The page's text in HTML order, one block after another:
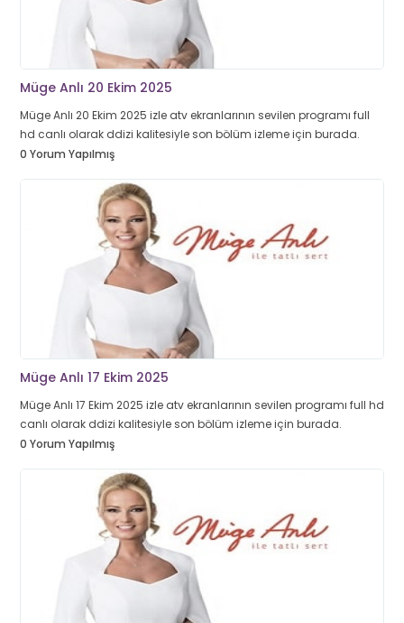
Müge Anlı 20 Ekim 2025
Müge Anlı 20 Ekim 2025 izle atv ekranlarının sevilen programı full
hd canlı olarak ddizi kalitesiyle son bölüm izleme için burada.
0 Yorum Yapılmış
Müge Anlı 17 Ekim 2025
Müge Anlı 17 Ekim 2025 izle atv ekranlarının sevilen programı full hd
canlı olarak ddizi kalitesiyle son bölüm izleme için burada.
0 Yorum Yapılmış